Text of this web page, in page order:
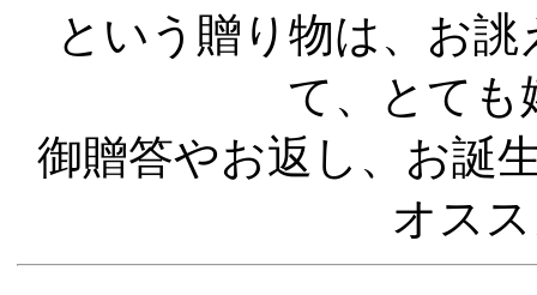
という贈り物は、お
て、とても
御贈答やお返し、お誕
オス